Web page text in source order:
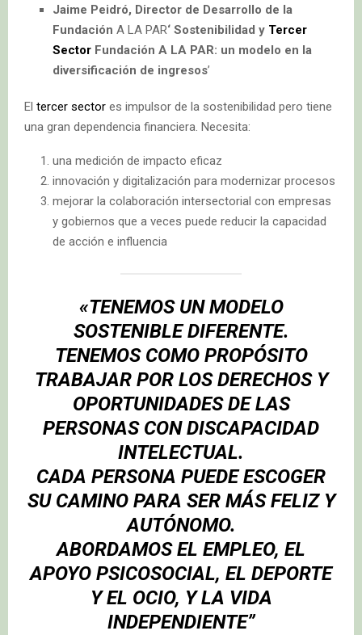
Jaime Peidró, Director de Desarrollo de la
Fundación A LA PAR‘ Sostenibilidad y Tercer
Sector Fundación A LA PAR: un modelo en la
diversificación de ingresos’
El tercer sector es impulsor de la sostenibilidad pero tiene
una gran dependencia financiera. Necesita:
una medición de impacto eficaz
innovación y digitalización para modernizar procesos
mejorar la colaboración intersectorial con empresas
y gobiernos que a veces puede reducir la capacidad
de acción e influencia
«TENEMOS UN MODELO
SOSTENIBLE DIFERENTE.
TENEMOS COMO PROPÓSITO
TRABAJAR POR LOS DERECHOS Y
OPORTUNIDADES DE LAS
PERSONAS CON DISCAPACIDAD
INTELECTUAL.
CADA PERSONA PUEDE ESCOGER
SU CAMINO PARA SER MÁS FELIZ Y
AUTÓNOMO.
ABORDAMOS EL EMPLEO, EL
APOYO PSICOSOCIAL, EL DEPORTE
Y EL OCIO, Y LA VIDA
INDEPENDIENTE”